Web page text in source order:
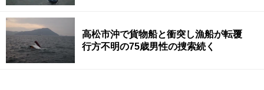
高松市沖で貨物船と衝突し漁船が転覆
行方不明の75歳男性の捜索続く